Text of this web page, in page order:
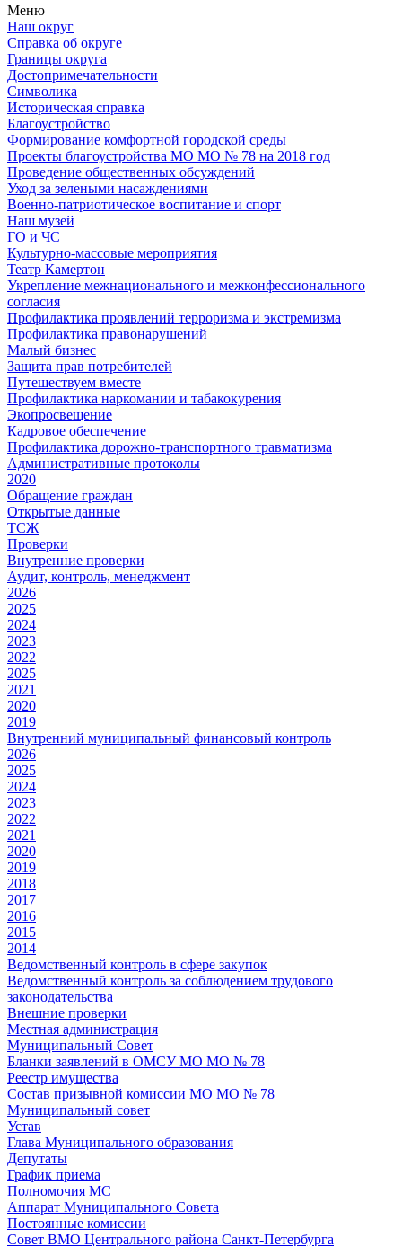
Меню
Наш округ
Справка об округе
Границы округа
Достопримечательности
Символика
Историческая справка
Благоустройство
Формирование комфортной городской среды
Проекты благоустройства МО МО № 78 на 2018 год
Проведение общественных обсуждений
Уход за зелеными насаждениями
Военно-патриотическое воспитание и спорт
Наш музей
ГО и ЧС
Культурно-массовые мероприятия
Театр Камертон
Укрепление межнационального и межконфессионального
согласия
Профилактика проявлений терроризма и экстремизма
Профилактика правонарушений
Малый бизнес
Защита прав потребителей
Путешествуем вместе
Профилактика наркомании и табакокурения
Экопросвещение
Кадровое обеспечение
Профилактика дорожно-транспортного травматизма
Административные протоколы
2020
Обращение граждан
Открытые данные
ТСЖ
Проверки
Внутренние проверки
Аудит, контроль, менеджмент
2026
2025
2024
2023
2022
2025
2021
2020
2019
Внутренний муниципальный финансовый контроль
2026
2025
2024
2023
2022
2021
2020
2019
2018
2017
2016
2015
2014
Ведомственный контроль в сфере закупок
Ведомственный контроль за соблюдением трудового
законодательства
Внешние проверки
Местная администрация
Муниципальный Совет
Бланки заявлений в ОМСУ МО МО № 78
Реестр имущества
Состав призывной комиссии МО МО № 78
Муниципальный совет
Устав
Глава Муниципального образования
Депутаты
График приема
Полномочия МС
Аппарат Муниципального Совета
Постоянные комиссии
Совет ВМО Центрального района Санкт-Петербурга